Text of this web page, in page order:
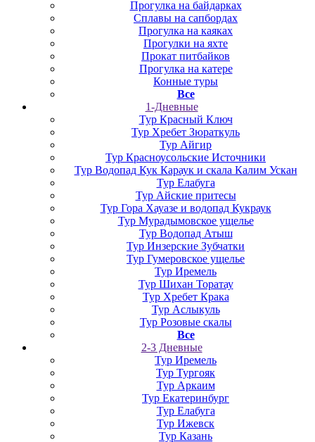
Прогулка на байдарках
Сплавы на сапбордах
Прогулка на каяках
Прогулки на яхте
Прокат питбайков
Прогулка на катере
Конные туры
Все
1-Дневные
Тур Красный Ключ
Тур Хребет Зюраткуль
Тур Айгир
Тур Красноусольские Источники
Тур Водопад Кук Караук и скала Калим Ускан
Тур Елабуга
Тур Айские притесы
Тур Гора Хауазе и водопад Кукраук
Тур Мурадымовское ущелье
Тур Водопад Атыш
Тур Инзерские Зубчатки
Тур Гумеровское ущелье
Тур Иремель
Тур Шихан Торатау
Тур Хребет Крака
Тур Аслыкуль
Тур Розовые скалы
Все
2-3 Дневные
Тур Иремель
Тур Тургояк
Тур Аркаим
Тур Екатеринбург
Тур Елабуга
Тур Ижевск
Тур Казань